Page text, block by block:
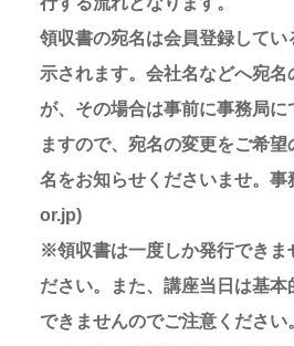
領収書の宛名は会員登録してい
示されます。会社名などへ宛名
が、その場合は事前に事務局に
ますので、宛名の変更をご希
名をお知らせくださいませ。
or.jp)
※領収書は一度しか発行できま
ださい。また、講座当日は基
できませんのでご注意ください